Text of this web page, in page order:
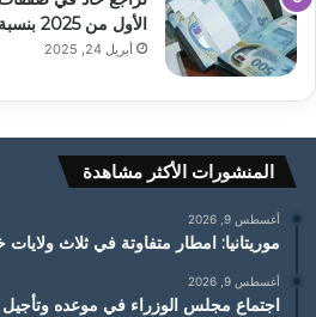
الأول من 2025 بنسبة تفوق 67%
أبريل 24, 2025
المنشورات الأكثر مشاهدة
أغسطس 9, 2026
موريتانيا: امطار متفاوتة في ثلاث
أغسطس 9, 2026
اجتماع مجلس الوزراء في موعده